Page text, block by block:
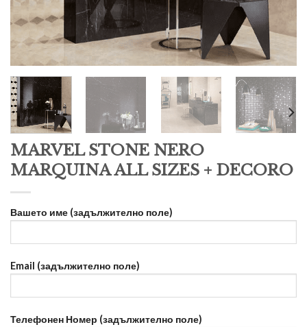
MARVEL STONE NERO
MARQUINA ALL SIZES + DECORO
Вашето име (задължително поле)
Email (задължително поле)
Телефонен Номер (задължително поле)